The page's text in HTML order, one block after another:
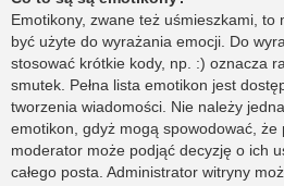
Emotikony, zwane też uśmieszkami, to
być użyte do wyrażania emocji. Do
stosować krótkie kody, np. :) oznacza
smutek. Pełna lista emotikon jest
tworzenia wiadomości. Nie należy
emotikon, gdyż mogą spowodować,
moderator może podjąć decyzję o ich
całego posta. Administrator witryny